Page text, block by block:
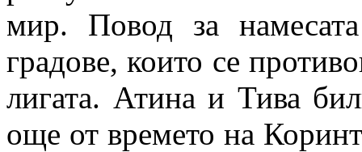
мир. Повод за
градове, които се
лигата. Атина и Тива
още от времето на